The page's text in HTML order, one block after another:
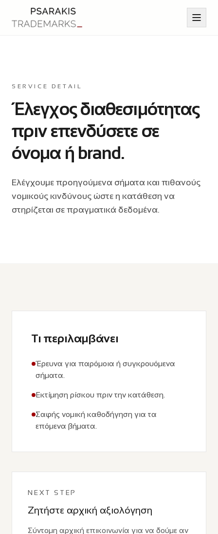
Υπηρεσίες
Άρθρα
Επικοινωνία
Βιογραφικό
SERVICE DETAIL
Έλεγχος διαθεσιμότητας
πριν επενδύσετε σε
όνομα ή brand.
Ελέγχουμε προηγούμενα σήματα και πιθανούς
νομικούς κινδύνους ώστε η κατάθεση να
στηρίζεται σε πραγματικά δεδομένα.
Τι περιλαμβάνει
Έρευνα για παρόμοια ή συγκρουόμενα
σήματα.
Εκτίμηση ρίσκου πριν την κατάθεση.
Σαφής νομική καθοδήγηση για τα
επόμενα βήματα.
NEXT STEP
Ζητήστε αρχική αξιολόγηση
Σύντομη αρχική επικοινωνία για να δούμε αν